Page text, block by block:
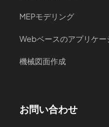
MEPモデリング
Webベースのアプリケー
機械図面作成
お問い合わせ